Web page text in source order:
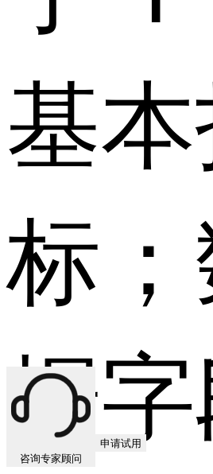
基
标
据
咨询专家顾问
申请试用